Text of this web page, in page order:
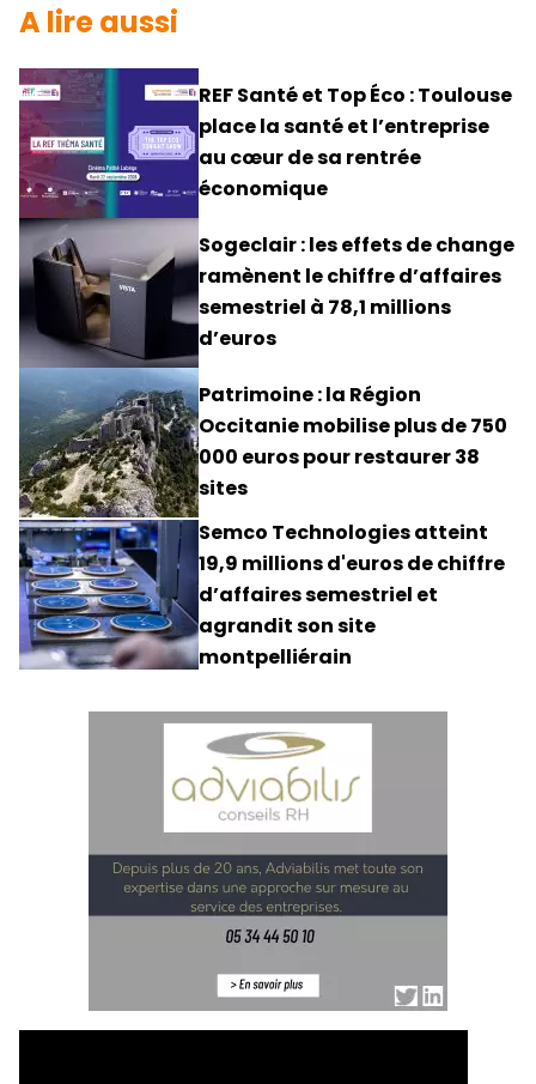
A lire aussi
REF Santé et Top Éco : Toulouse
place la santé et l’entreprise
au cœur de sa rentrée
économique
Sogeclair : les effets de change
ramènent le chiffre d’affaires
semestriel à 78,1 millions
d’euros
Patrimoine : la Région
Occitanie mobilise plus de 750
000 euros pour restaurer 38
sites
Semco Technologies atteint
19,9 millions d'euros de chiffre
d’affaires semestriel et
agrandit son site
montpelliérain